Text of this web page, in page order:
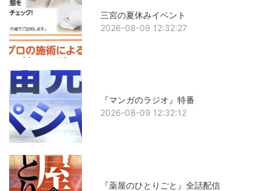
三宮の夏休みイベント
2026-08-09 12:32:27
『マンガのラジオ』特番
2026-08-09 12:32:12
『薬屋のひとりごと』全話配信